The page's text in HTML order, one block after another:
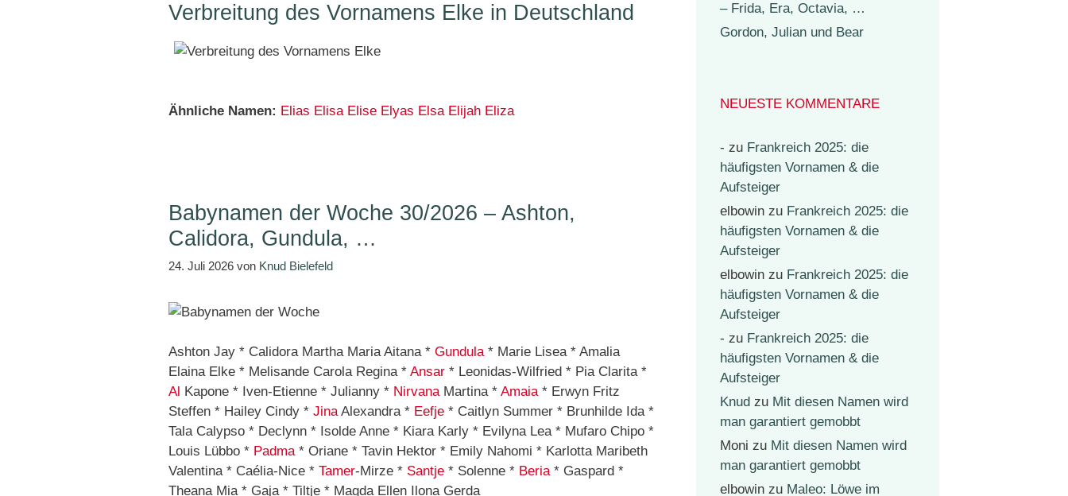
Verbreitung des Vornamens Elke in Deutschland
Ähnliche Namen: Elias Elisa Elise Elyas Elsa Elijah Eliza
Babynamen der Woche 30/2026 – Ashton,
Calidora, Gundula, …
24. Juli 2026 von Knud Bielefeld
Ashton Jay * Calidora Martha Maria Aitana * Gundula* Marie Lisea * Amalia
Elaina Elke * Melisande Carola Regina * Ansar * Leonidas-Wilfried * Pia Clarita *
Al Kapone * Iven-Etienne * Julianny * NirvanaMartina * Amaia* Erwyn Fritz
Steffen * Hailey Cindy * JinaAlexandra * Eefje * Caitlyn Summer * Brunhilde Ida *
Tala Calypso * Declynn * Isolde Anne * Kiara Karly * Evilyna Lea * Mufaro Chipo *
Louis Lübbo * Padma* Oriane * Tavin Hektor * Emily Nahomi * Karlotta Maribeth
Valentina * Caélia-Nice * Tamer-Mirze * Santje * Solenne * Beria* Gaspard *
Theana Mia * Gaja * Tiltje * Magda Ellen Ilona Gerda
– Frida, Era, Octavia, …
Gordon, Julian und Bear
NEUESTE KOMMENTARE
- zu Frankreich 2025: die
häufigsten Vornamen & die
Aufsteiger
elbowin zu Frankreich 2025: die
häufigsten Vornamen & die
Aufsteiger
elbowin zu Frankreich 2025: die
häufigsten Vornamen & die
Aufsteiger
- zu Frankreich 2025: die
häufigsten Vornamen & die
Aufsteiger
Knud zu Mit diesen Namen wird
man garantiert gemobbt
Moni zu Mit diesen Namen wird
man garantiert gemobbt
elbowin zu Maleo: Löwe im